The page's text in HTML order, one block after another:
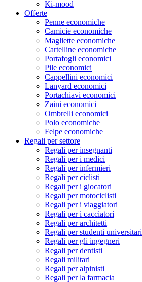
Ki-mood
Offerte
Penne economiche
Camicie economiche
Magliette economiche
Cartelline economiche
Portafogli economici
Pile economici
Cappellini economici
Lanyard economici
Portachiavi economici
Zaini economici
Ombrelli economici
Polo economiche
Felpe economiche
Regali per settore
Regali per insegnanti
Regali per i medici
Regali per infermieri
Regali per ciclisti
Regali per i giocatori
Regali per motociclisti
Regali per i viaggiatori
Regali per i cacciatori
Regali per architetti
Regali per studenti universitari
Regali per gli ingegneri
Regali per dentisti
Regali militari
Regali per alpinisti
Regali per la farmacia